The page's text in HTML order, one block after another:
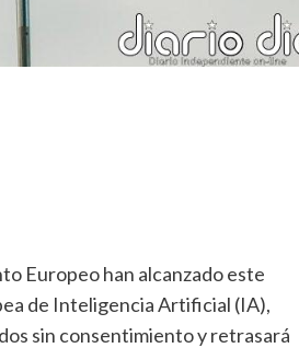
de Inteligencia Artificial (IA),
sin consentimiento y retrasará